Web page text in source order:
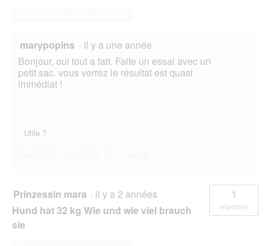
marypopins · il y a une année
Bonjour, oui tout a fait. Faite un essai avec un
petit sac. vous verrez le résultat est quasi
immédiat !
Utile ?
Prinzessin mara · il y a 2 années
Hund hat 32 kg Wie und wie viel brauch
sie
1
réponse